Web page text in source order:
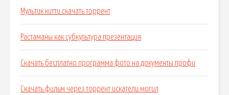
Мультик китти скачать торрент
Растаманы как субкультура презентация
Скачать бесплатно программа фото на документы профи
Скачать фильм через торрент искатели могил